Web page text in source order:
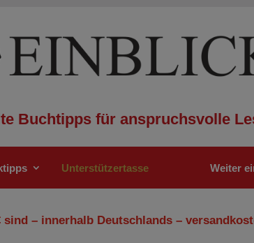
Buchtipps für anspruchsvolle
Unterstützertasse Weiter
sind – innerhalb Deutschlands –